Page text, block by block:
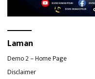
Laman
Demo 2 – Home Page
Disclaimer